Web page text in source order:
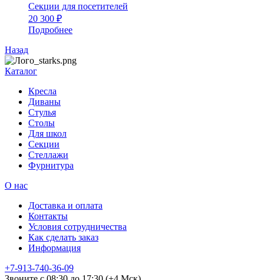
Секции для посетителей
20 300 ₽
Подробнее
Назад
Каталог
Кресла
Диваны
Стулья
Столы
Для школ
Секции
Стеллажи
Фурнитура
О нас
Доставка и оплата
Контакты
Условия сотрудничества
Как сделать заказ
Информация
+7-913-740-36-09